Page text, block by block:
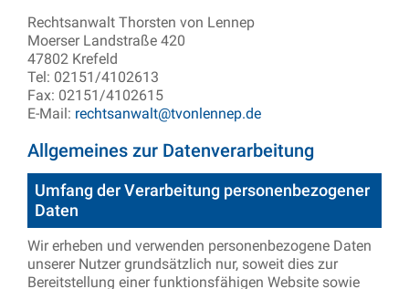
Rechtsanwalt Thorsten von Lennep
Moerser Landstraße 420
47802 Krefeld
Tel: 02151/4102613
Fax: 02151/4102615
E-Mail: rechtsanwalt@tvonlennep.de
Allgemeines zur Datenverarbeitung
Umfang der Verarbeitung personenbezogener
Daten
Wir erheben und verwenden personenbezogene Daten
unserer Nutzer grundsätzlich nur, soweit dies zur
Bereitstellung einer funktionsfähigen Website sowie